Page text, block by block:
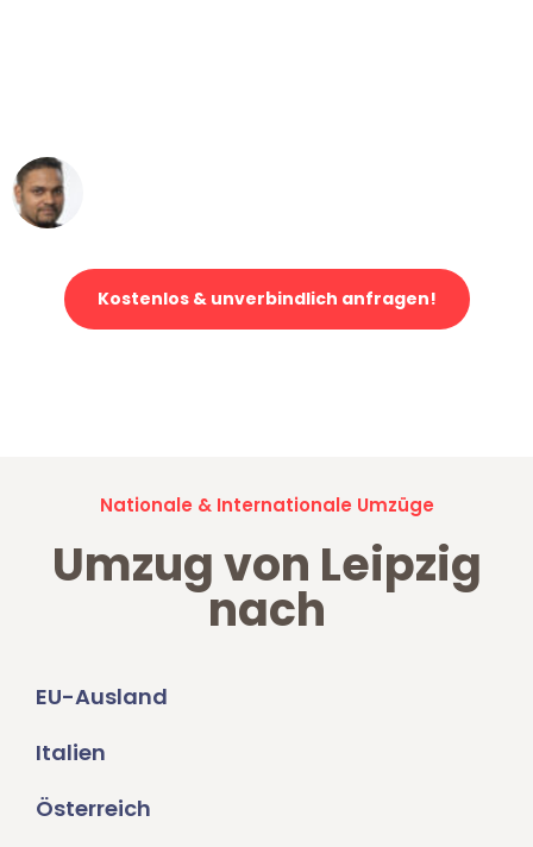
Kostenlos & unverbindlich anfragen!
Nationale & Internationale Umzüge
Umzug von Leipzig
nach
EU-Ausland
Italien
Österreich